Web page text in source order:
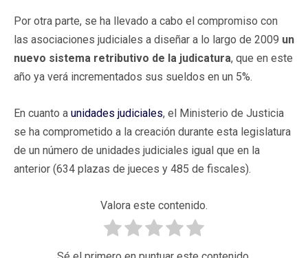
Por otra parte, se ha llevado a cabo el compromiso con
las asociaciones judiciales a diseñar a lo largo de 2009 un
nuevo sistema retributivo de la judicatura, que en este
año ya verá incrementados sus sueldos en un 5%.
En cuanto a unidades judiciales, el Ministerio de Justicia
se ha comprometido a la creación durante esta legislatura
de un número de unidades judiciales igual que en la
anterior (634 plazas de jueces y 485 de fiscales).
Valora este contenido.